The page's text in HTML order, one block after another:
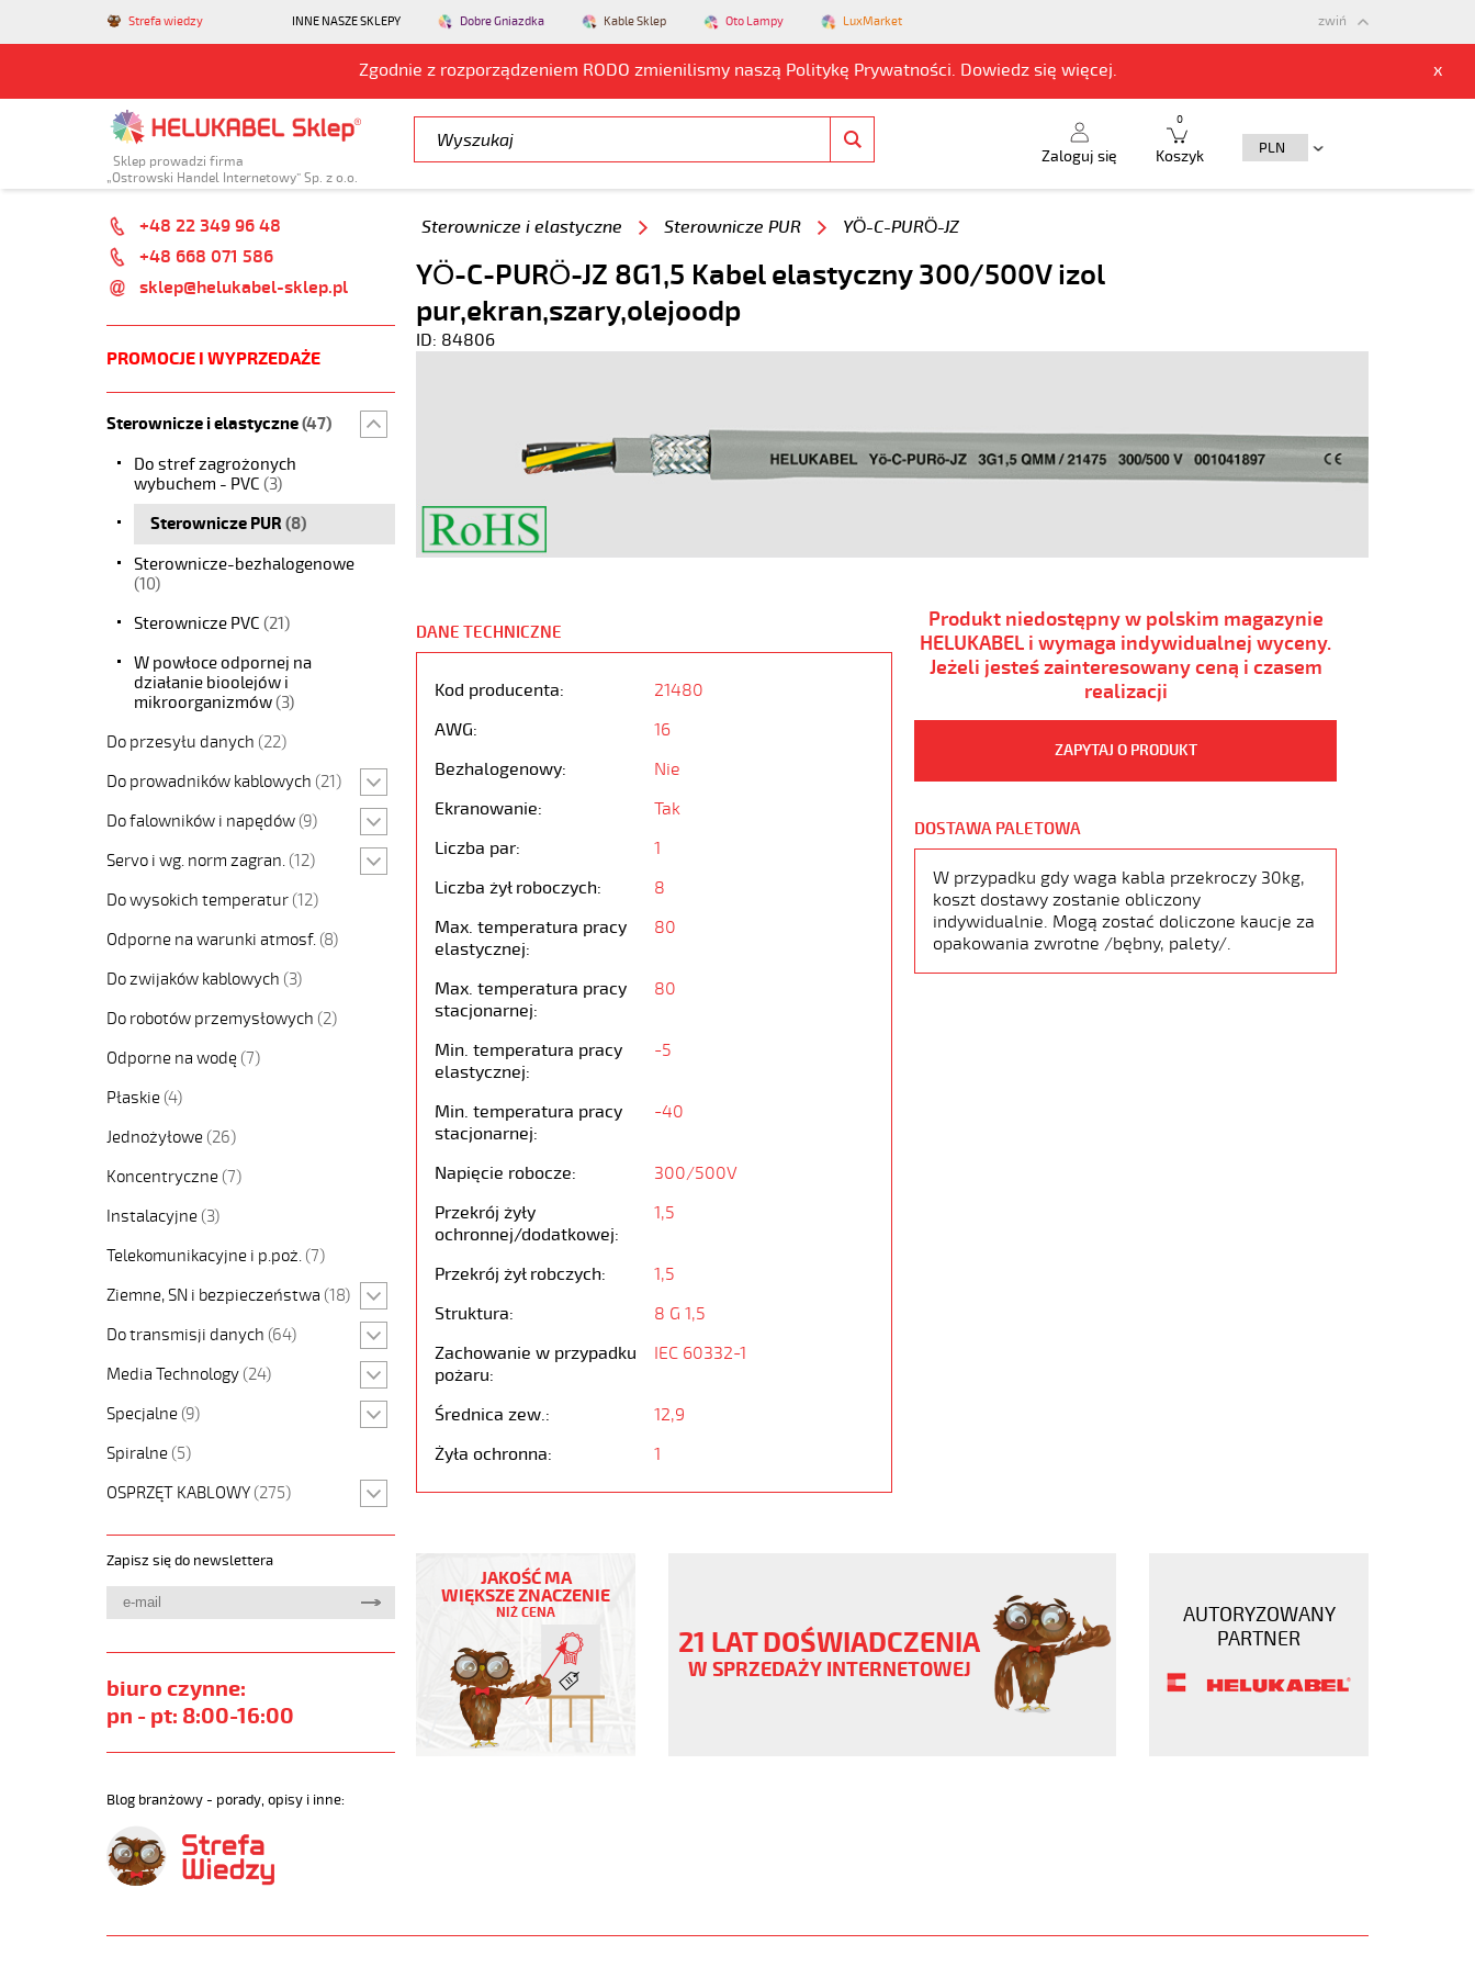
Strefa wiedzy INNE NASZE SKLEPY Dobre Gniazdka Kable Sklep Oto Lampy LuxMarket
Zgodnie z rozporządzeniem RODO zmienilismy naszą Politykę Prywatności. Dowiedz się więcej. x
zwiń
Sklep prowadzi firma
„Ostrowski Handel Internetowy” Sp. z o.o.
Zaloguj się Koszyk
0
+48 22 349 96 48
+48 668 071 586
sklep@helukabel-sklep.pl
PROMOCJE I WYPRZEDAŻE
Sterownicze i elastyczne(47)
Do stref zagrożonych
wybuchem - PVC (3)
Sterownicze PUR (8)
Sterownicze-bezhalogenowe
(10)
Sterownicze PVC (21)
W powłoce odpornej na
działanie bioolejów i
mikroorganizmów(3)
Do przesyłu danych (22)
Do prowadników kablowych (21)
Do falowników i napędów (9)
Servo i wg. norm zagran. (12)
Do wysokich temperatur (12)
Odporne na warunki atmosf. (8)
Do zwijaków kablowych (3)
Do robotów przemysłowych (2)
Odporne na wodę (7)
Płaskie (4)
Jednożyłowe (26)
Koncentryczne (7)
Instalacyjne (3)
Telekomunikacyjne i p.poż. (7)
Ziemne, SN i bezpieczeństwa (18)
Do transmisji danych (64)
Media Technology (24)
Specjalne (9)
Spiralne (5)
OSPRZĘT KABLOWY (275)
Zapisz się do newslettera
biuro czynne:
pn - pt: 8:00-16:00
Blog branżowy - porady, opisy i inne:
Sterownicze i elastyczne Sterownicze PUR YÖ-C-PURÖ-JZ
YÖ-C-PURÖ-JZ 8G1,5 Kabel elastyczny 300/500V izol
pur,ekran,szary,olejoodp
ID: 84806
DANE TECHNICZNE
Kod producenta:
21480
AWG:
16
Bezhalogenowy:
Nie
Ekranowanie:
Tak
Liczba par:
1
Liczba żył roboczych:
8
Max. temperatura pracy
elastycznej:
80
Max. temperatura pracy
stacjonarnej:
80
Min. temperatura pracy
elastycznej:
-5
Min. temperatura pracy
stacjonarnej:
-40
Napięcie robocze:
300/500V
Przekrój żyły
ochronnej/dodatkowej:
1,5
Przekrój żył robczych:
1,5
Struktura:
8 G 1,5
Zachowanie w przypadku
pożaru:
IEC 60332-1
Średnica zew.:
12,9
Żyła ochronna:
1
Produkt niedostępny w polskim magazynie
HELUKABEL i wymaga indywidualnej wyceny.
Jeżeli jesteś zainteresowany ceną i czasem
realizacji
ZAPYTAJ O PRODUKT
DOSTAWA PALETOWA
W przypadku gdy waga kabla przekroczy 30kg,
koszt dostawy zostanie obliczony
indywidualnie. Mogą zostać doliczone kaucje za
opakowania zwrotne /bębny, palety/.
PURÖ-
Kabel
elastyczny
300/500V
pur,ekran,szary,olejoodp
c-
JAKOŚĆ MA
WIĘKSZE ZNACZENIE
NIŻ CENA
21 LAT DOŚWIADCZENIA
W SPRZEDAŻY INTERNETOWEJ
AUTORYZOWANY
PARTNER